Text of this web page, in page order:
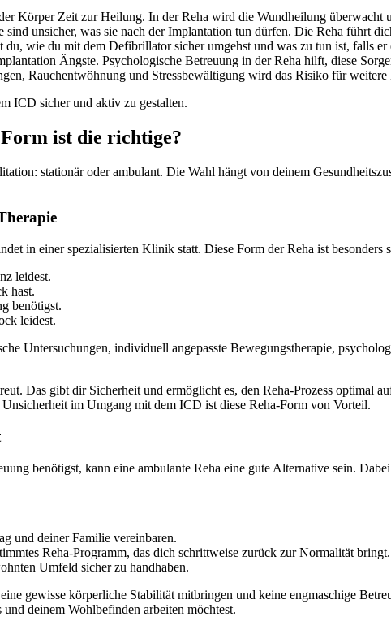
Körper Zeit zur Heilung. In der Reha wird die Wundheilung überwacht
sind unsicher, was sie nach der Implantation tun dürfen. Die Reha führt
du, wie du mit dem Defibrillator sicher umgehst und was zu tun ist, falls er
Ängste. Psychologische Betreuung in der Reha hilft, diese
Rauchentwöhnung und Stressbewältigung wird das Risiko für weitere
ICD sicher und aktiv zu gestalten.
ist die richtige?
stationär oder ambulant. Die Wahl hängt von deinem
in einer spezialisierten Klinik statt. Diese Form der Reha ist besonders
leidest.
hast.
benötigst.
leidest.
Untersuchungen, individuell angepasste Bewegungstherapie,
Das gibt dir Sicherheit und ermöglicht es, den Reha-Prozess optimal
im Umgang mit dem ICD ist diese Reha-Form von Vorteil.
benötigst, kann eine ambulante Reha eine gute Alternative sein.
und deiner Familie vereinbaren.
Reha-Programm, das dich schrittweise zurück zur Normalität bringt.
Umfeld sicher zu handhaben.
gewisse körperliche Stabilität mitbringen und keine engmaschige
deinem Wohlbefinden arbeiten möchtest.